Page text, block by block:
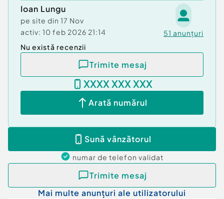
Ioan Lungu
pe site din 17 Nov
activ: 10 feb 2026 21:14 51 anunțuri
Nu există recenzii
Trimite mesaj
XXXX XXX XXX
Arată numărul
Sună vânzătorul
numar de telefon validat
Trimite mesaj
Mai multe anunțuri ale utilizatorului